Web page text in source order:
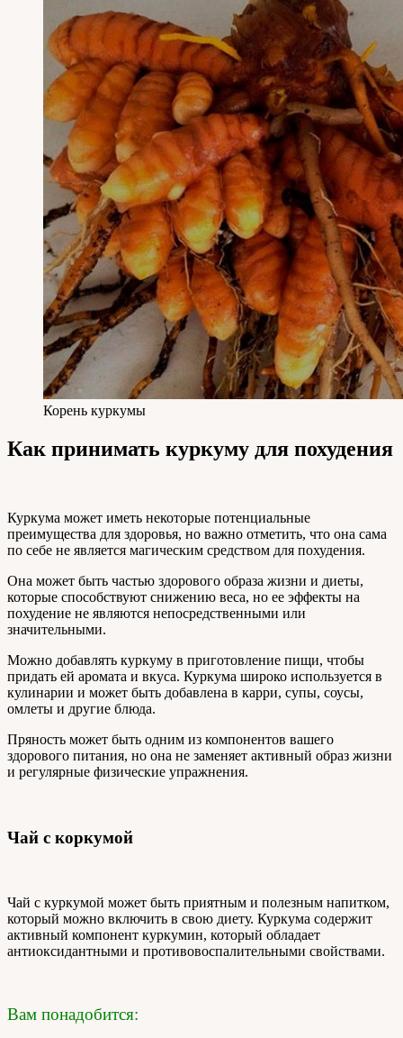
Корень куркумы
Как принимать куркуму для похудения
Куркума может иметь некоторые потенциальные
преимущества для здоровья, но важно отметить, что она сама
по себе не является магическим средством для похудения.
Она может быть частью здорового образа жизни и диеты,
которые способствуют снижению веса, но ее эффекты на
похудение не являются непосредственными или
значительными.
Можно добавлять куркуму в приготовление пищи, чтобы
придать ей аромата и вкуса. Куркума широко используется в
кулинарии и может быть добавлена в карри, супы, соусы,
омлеты и другие блюда.
Пряность может быть одним из компонентов вашего
здорового питания, но она не заменяет активный образ жизни
и регулярные физические упражнения.
Чай с коркумой
Чай с куркумой может быть приятным и полезным напитком,
который можно включить в свою диету. Куркума содержит
активный компонент куркумин, который обладает
антиоксидантными и противовоспалительными свойствами.
Вам понадобится: